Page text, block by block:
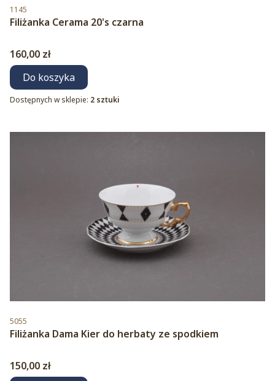
Kod produktu
1145
Filiżanka Cerama 20's czarna
Cena
160,00 zł
Do koszyka
Dostępnych w sklepie: 2 sztuki
Kod produktu
5055
Filiżanka Dama Kier do herbaty ze spodkiem
Cena
150,00 zł